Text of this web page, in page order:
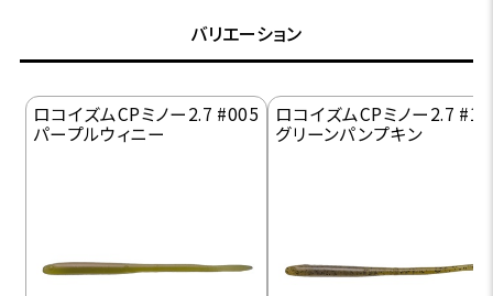
バリエーション
ロコイズムCPミノー2.7 #005
パープルウィニー
ロコイズムCPミノー2.7
グリーンパンプキン